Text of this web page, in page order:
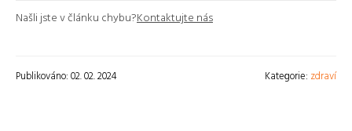
Našli jste v článku chybu?Kontaktujte nás
Publikováno: 02. 02. 2024 Kategorie: zdraví